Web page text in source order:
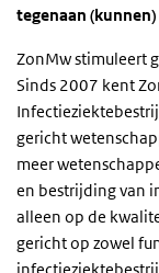
tegenaan
ZonMw stimuleert
Sinds 2007 kent
gericht
meer
en bestrijding van
alleen op de
gericht op zowel